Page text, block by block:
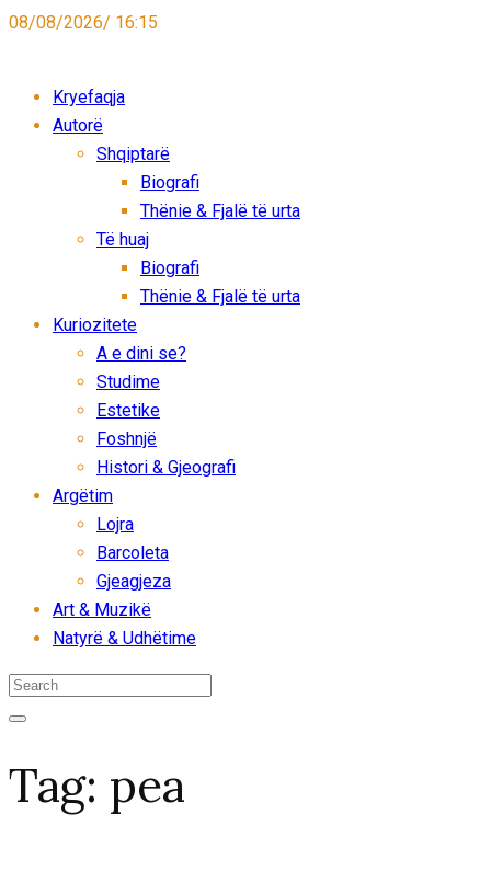
08/08/2026/ 16:15
Kryefaqja
Autorë
Shqiptarë
Biografi
Thënie & Fjalë të urta
Të huaj
Biografi
Thënie & Fjalë të urta
Kuriozitete
A e dini se?
Studime
Estetike
Foshnjë
Histori & Gjeografi
Argëtim
Lojra
Barcoleta
Gjeagjeza
Art & Muzikë
Natyrë & Udhëtime
Tag: pea